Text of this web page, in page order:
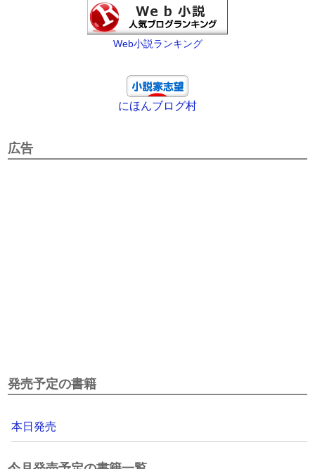
Web小説ランキング
にほんブログ村
広告
発売予定の書籍
本日発売